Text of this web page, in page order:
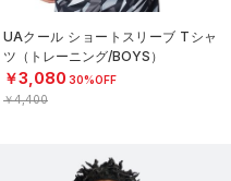
UAクール ショートスリーブ Tシャ
ツ（トレーニング/BOYS）
￥3,080 30%OFF
￥4,400